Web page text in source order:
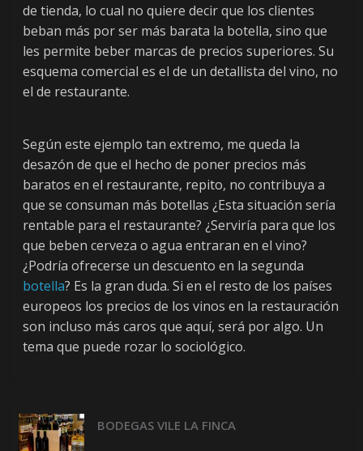
de tienda, lo cual no quiere decir que los clientes
beban más por ser más barata la botella, sino que
les permite beber marcas de precios superiores. Su
esquema comercial es el de un detallista del vino, no
el de restaurante.
Según este ejemplo tan extremo, me queda la
desazón de que el hecho de poner precios más
baratos en el restaurante, repito, no contribuya a
que se consuman más botellas ¿Esta situación sería
rentable para el restaurante? ¿Serviría para que los
que beben cerveza o agua entraran en el vino?
¿Podría ofrecerse un descuento en la segunda
botella? Es la gran duda. Si en el resto de los países
europeos los precios de los vinos en la restauración
son incluso más caros que aquí, será por algo. Un
tema que puede rozar lo sociológico.
BODEGAS VILE LA FINCA